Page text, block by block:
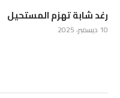
رغد شابة تهزم المستحيل
10 ديسمبر، 2025